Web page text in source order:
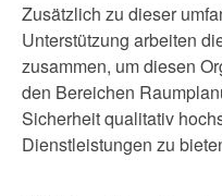
Zusätzlich zu dieser
Unterstützung arbeiten
zusammen, um diesen
den Bereichen
Sicherheit qualitativ
Dienstleistungen zu